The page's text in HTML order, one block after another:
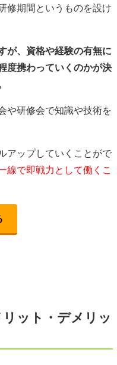
修期間というものを設け
が、資格や経験の有無に
度携わっていくのかが決
や研修会で知識や技術を
アップしていくことがで
線で即戦力として働くこ
ット・デメリッ